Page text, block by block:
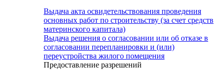
Выдача акта освидетельствования проведения
основных работ по строительству (за счет средств
материнского капитала)
Выдача решения о согласовании или об отказе в
согласовании перепланировки и (или)
переустройства жилого помещения
Предоставление разрешений